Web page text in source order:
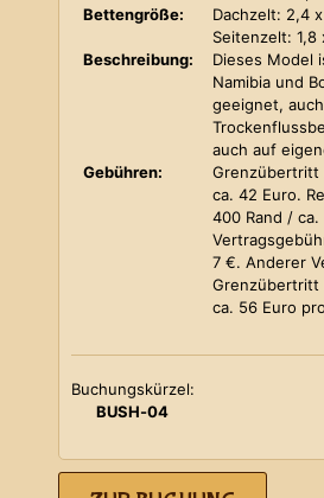
Bettengröße:
Dachzelt: 2,4
Seitenzelt: 1,8
Beschreibung:
Dieses Model
Namibia und
geeignet,
auch auf
Gebühren:
Grenzübertritt
ca. 42 Euro.
400 Rand /
7 €. Anderer
Grenzübertritt
ca. 56 Euro
Buchungskürzel:
BUSH-04